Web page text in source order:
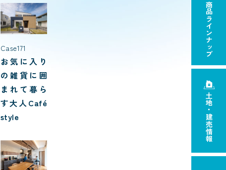
Case171
お気に入り
の雑貨に囲
まれて暮ら
す大人Café
style
商品ラインナップ
土地・建売情報